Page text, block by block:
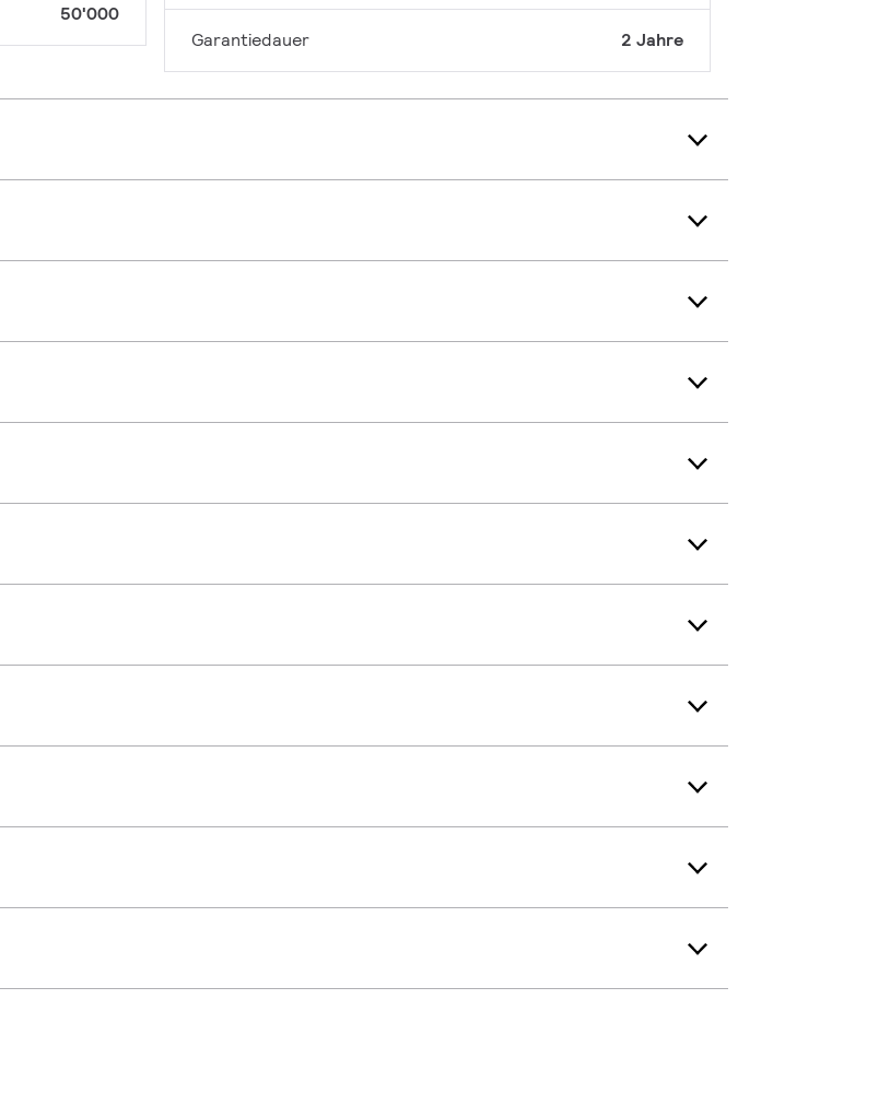
50'000
Garantiedauer 2 Jahre